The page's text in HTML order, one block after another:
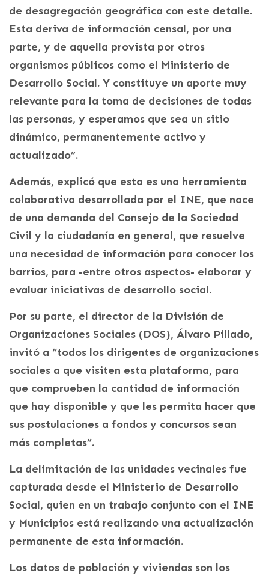
de desagregación geográfica con este detalle.
Esta deriva de información censal, por una
parte, y de aquella provista por otros
organismos públicos como el Ministerio de
Desarrollo Social. Y constituye un aporte muy
relevante para la toma de decisiones de todas
las personas, y esperamos que sea un sitio
dinámico, permanentemente activo y
actualizado”.
Además, explicó que esta es una herramienta
colaborativa desarrollada por el INE, que nace
de una demanda del Consejo de la Sociedad
Civil y la ciudadanía en general, que resuelve
una necesidad de información para conocer los
barrios, para -entre otros aspectos- elaborar y
evaluar iniciativas de desarrollo social.
Por su parte, el director de la División de
Organizaciones Sociales (DOS), Álvaro Pillado,
invitó a “todos los dirigentes de organizaciones
sociales a que visiten esta plataforma, para
que comprueben la cantidad de información
que hay disponible y que les permita hacer que
sus postulaciones a fondos y concursos sean
más completas”.
La delimitación de las unidades vecinales fue
capturada desde el Ministerio de Desarrollo
Social, quien en un trabajo conjunto con el INE
y Municipios está realizando una actualización
permanente de esta información.
Los datos de población y viviendas son los